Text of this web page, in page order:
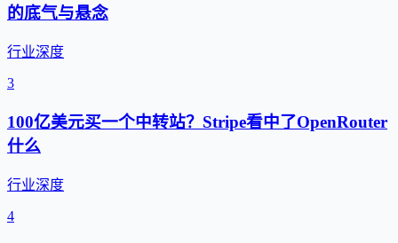
的底气与悬念
行业深度
3
100亿美元买一个中转站？Stripe看中了OpenRouter
什么
行业深度
4